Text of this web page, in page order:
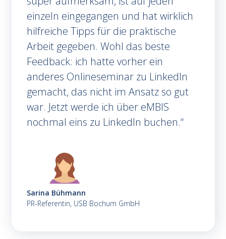
einzeln eingegangen und hat wirklich
hilfreiche Tipps für die praktische
Arbeit gegeben. Wohl das beste
Feedback: ich hatte vorher ein
anderes Onlineseminar zu LinkedIn
gemacht, das nicht im Ansatz so gut
war. Jetzt werde ich über eMBIS
nochmal eins zu LinkedIn buchen.
Sarina Bühmann
PR-Referentin, USB Bochum GmbH